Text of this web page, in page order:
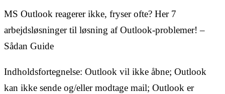
MS Outlook reagerer ikke, fryser ofte? Her 7
arbejdsløsninger til løsning af Outlook-problemer! –
Sådan Guide
Indholdsfortegnelse: Outlook vil ikke åbne; Outlook
kan ikke sende og/eller modtage mail; Outlook er